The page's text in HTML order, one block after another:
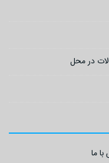
در محل
ما